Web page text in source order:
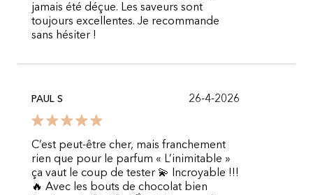
jamais été déçue. Les saveurs sont
toujours excellentes. Je recommande
sans hésiter !
PAUL S 26-4-2026
C’est peut-être cher, mais franchement
rien que pour le parfum « L’inimitable »
ça vaut le coup de tester 💫 Incroyable !!!
🔥 Avec les bouts de chocolat bien